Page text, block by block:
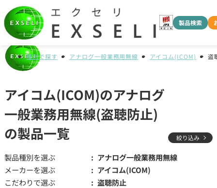
製品検索
種別で探す アナログ一般業務用無線 アイコム(ICOM) 盗
アイコム(ICOM)のアナログ
一般業務用無線(盗聴防止)
の製品一覧
絞り込み
製品種別を選ぶ
アナログ一般業務用無線
メーカーを選ぶ
アイコム(ICOM)
こだわりで選ぶ
盗聴防止